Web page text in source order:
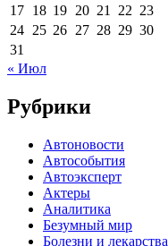
17 18 19 20 21 22 23
24 25 26 27 28 29 30
31
« Июл
Рубрики
Автоновости
Автособытия
Автоэксперт
Актеры
Аналитика
Безумный мир
Болезни и лекарства